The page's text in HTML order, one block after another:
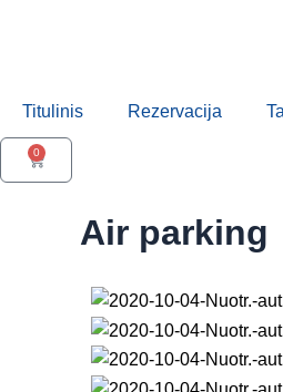
Titulinis Rezervacija
0
Cart
Air parking